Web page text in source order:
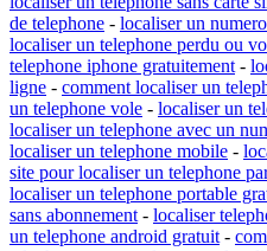
de telephone - localiser un
localiser un telephone perdu ou
telephone iphone gratuitement -
ligne - comment localiser un
un telephone vole - localiser un
localiser un telephone avec un
localiser un telephone mobile -
site pour localiser un telephone
localiser un telephone portable
sans abonnement - localiser
un telephone android gratuit -